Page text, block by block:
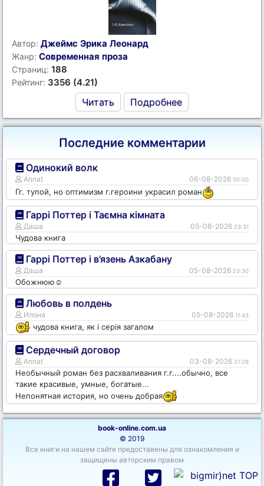
Автор: Джеймс Эрика Леонард
Жанр: Современная проза
Страниц: 188
Рейтинг: 3356 (4.21)
Читать Подробнее
Последние комментарии
Одинокий волк
Annat 06-08-2026 00:00
Гг. тупой, но оптимизм г.героини украсил роман
Гаррі Поттер і Таємна кімната
Даша 05-08-2026 23:31
Чудова книга
Гаррі Поттер і в’язень Азкабану
Даша 05-08-2026 23:30
Обожнюю☺️
Любовь в полдень
Илона 05-08-2026 11:43
чудова книга, як і серія загалом
Сердечный договор
Annat 03-08-2026 21:29
Необычный роман без расхваливания г.г....обычно, все
такие красивые, умные, богатые...
Непонятная история, но очень добрая
book-online.com.ua
© 2019
Все книги на нашем сайте предоставены для ознакомления и
защищены авторским правом